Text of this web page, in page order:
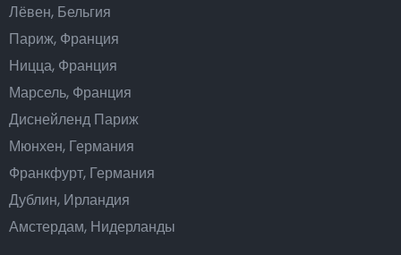
Лёвен, Бельгия
Париж, Франция
Ницца, Франция
Марсель, Франция
Диснейленд Париж
Мюнхен, Германия
Франкфурт, Германия
Дублин, Ирландия
Амстердам, Нидерланды